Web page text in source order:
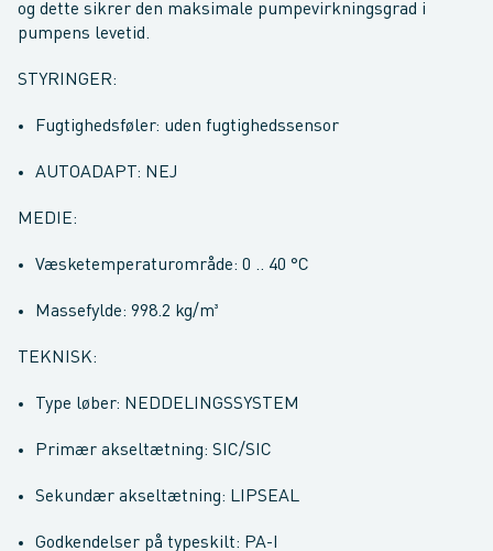
og dette sikrer den maksimale pumpevirkningsgrad i
pumpens levetid.
STYRINGER:
Fugtighedsføler: uden fugtighedssensor
AUTOADAPT: NEJ
MEDIE:
Væsketemperaturområde: 0 .. 40 °C
Massefylde: 998.2 kg/m³
TEKNISK:
Type løber: NEDDELINGSSYSTEM
Primær akseltætning: SIC/SIC
Sekundær akseltætning: LIPSEAL
Godkendelser på typeskilt: PA-I